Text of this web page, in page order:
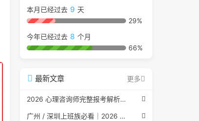
本月已经过去 9 天
29%
今年已经过去 8 个月
66%
最新文章 更多
2026 心理咨询师完整报考解析（2017 国考取消后现行权威体系 + 避坑全指南）
广州 / 深圳上班族必看｜2026 心理咨询师考证指南，转行副业、情绪疏导双收益